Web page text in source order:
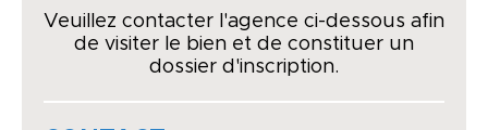
Veuillez contacter l'agence ci-dessous afin
de visiter le bien et de constituer un
dossier d'inscription.